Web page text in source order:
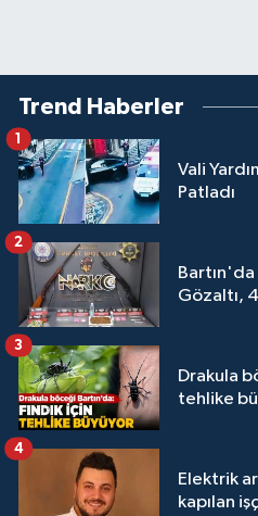
Trend Haberler
Vali
Patladı
1
Gözaltı,
2
Drakula
tehlike
3
Elektrik
kapılan
4